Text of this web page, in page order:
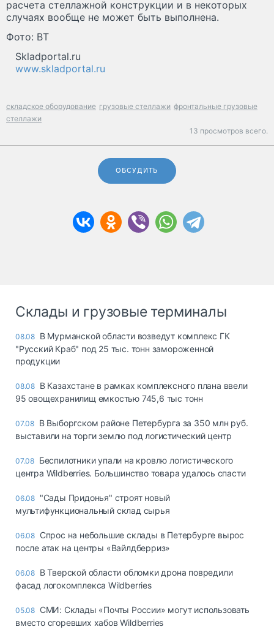
расчета стеллажной конструкции и в некоторых
случаях вообще не может быть выполнена.
Фото: BT
Skladportal.ru
www.skladportal.ru
складское оборудование грузовые стеллажи фронтальные грузовые
стеллажи
13 просмотров всего.
ОБСУДИТЬ
Склады и грузовые терминалы
08.08 В Мурманской области возведут комплекс ГК
"Русский Краб" под 25 тыс. тонн замороженной
продукции
08.08 В Казахстане в рамках комплексного плана ввели
95 овощехранилищ емкостью 745,6 тыс тонн
07.08 В Выборгском районе Петербурга за 350 млн руб.
выставили на торги землю под логистический центр
07.08 Беспилотники упали на кровлю логистического
центра Wildberries. Большинство товара удалось спасти
06.08 "Сады Придонья" строят новый
мультифункциональный склад сырья
06.08 Спрос на небольшие склады в Петербурге вырос
после атак на центры «Вайлдберриз»
06.08 В Тверской области обломки дрона повредили
фасад логокомплекса Wildberries
05.08 СМИ: Склады «Почты России» могут использовать
вместо сгоревших хабов Wildberries